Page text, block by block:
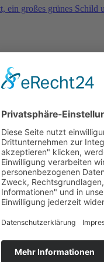
verhindern
2026 und es geht